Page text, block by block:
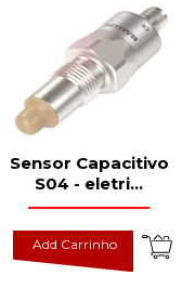
Sensor Capacitivo
S04 - eletri...
Add Carrinho